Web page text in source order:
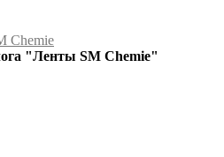
Chemie
"Ленты SM Chemie"